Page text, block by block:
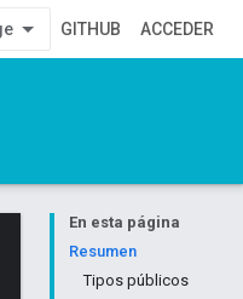
GITHUB ACCEDER
En esta página
Resumen
Tipos públicos